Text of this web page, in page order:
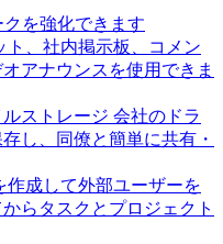
を強化できます
ト、社内掲示板、コメン
アナウンスを使用できま
ストレージ 会社のドラ
し、同僚と簡単に共有・
作成して外部ユーザーを
らタスクとプロジェクト